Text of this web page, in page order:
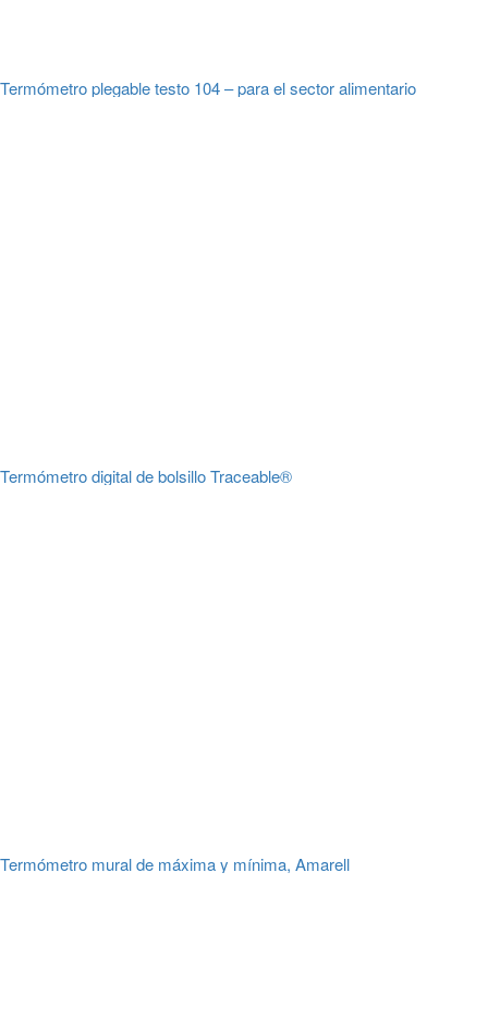
Termómetro plegable testo 104 – para el sector alimentario
Termómetro digital de bolsillo Traceable®
Termómetro mural de máxima y mínima, Amarell